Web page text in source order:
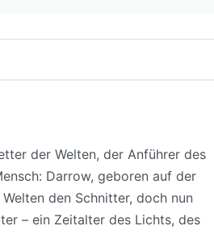
der Welten, der Anführer des
Darrow, geboren auf der
den Schnitter, doch nun
– ein Zeitalter des Lichts, des